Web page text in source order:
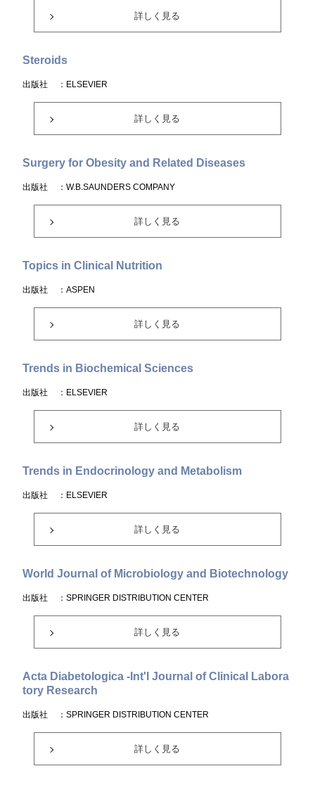
詳しく見る
Steroids
出版社 ：ELSEVIER
詳しく見る
Surgery for Obesity and Related Diseases
出版社 ：W.B.SAUNDERS COMPANY
詳しく見る
Topics in Clinical Nutrition
出版社 ：ASPEN
詳しく見る
Trends in Biochemical Sciences
出版社 ：ELSEVIER
詳しく見る
Trends in Endocrinology and Metabolism
出版社 ：ELSEVIER
詳しく見る
World Journal of Microbiology and Biotechnology
出版社 ：SPRINGER DISTRIBUTION CENTER
詳しく見る
Acta Diabetologica -Int'l Journal of Clinical Labora
tory Research
出版社 ：SPRINGER DISTRIBUTION CENTER
詳しく見る